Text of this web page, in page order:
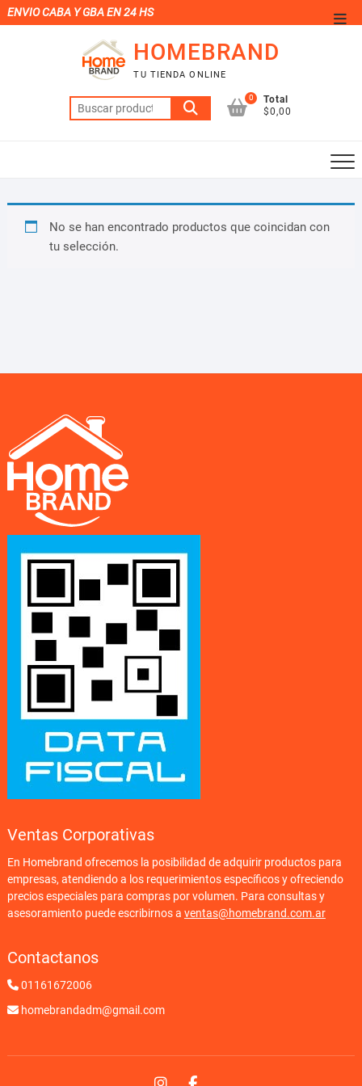
Saltar
al
ENVIO CABA Y GBA EN 24 HS
HOMEBRAND
TU TIENDA ONLINE
Buscar
por:
0
Total
$0,00
No se han encontrado productos que coincidan con
tu selección.
Ventas Corporativas
En Homebrand ofrecemos la posibilidad de adquirir productos para
empresas, atendiendo a los requerimientos específicos y ofreciendo
precios especiales para compras por volumen. Para consultas y
asesoramiento puede escribirnos a ventas@homebrand.com.ar
Contactanos
01161672006
homebrandadm@gmail.com
Instagram
Facebook